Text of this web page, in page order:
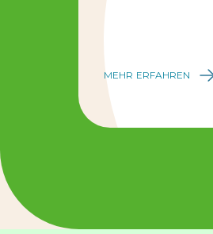
MEHR ERFAHREN